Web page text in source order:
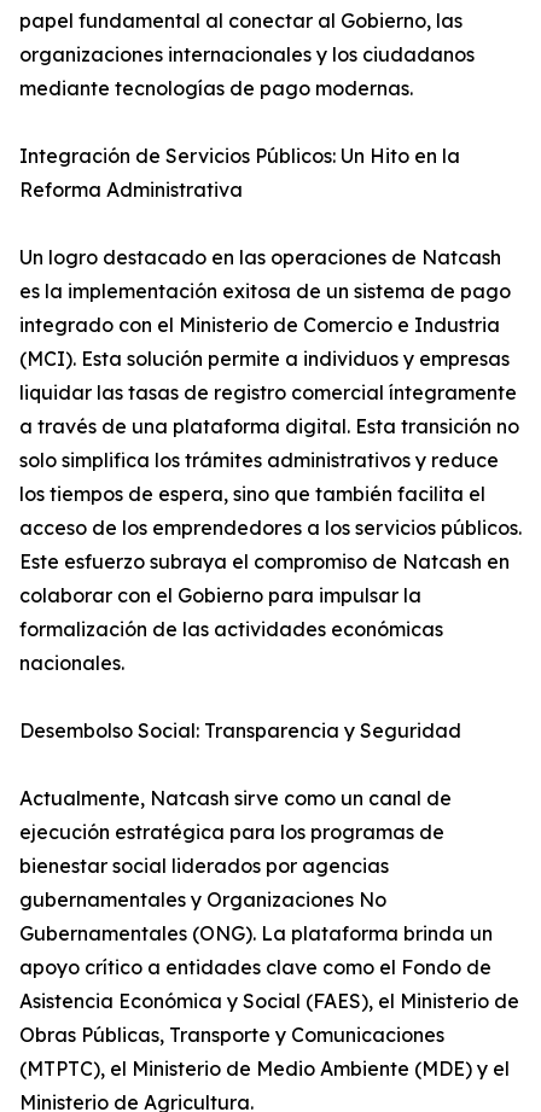
papel fundamental al conectar al Gobierno, las
organizaciones internacionales y los ciudadanos
mediante tecnologías de pago modernas.
Integración de Servicios Públicos: Un Hito en la
Reforma Administrativa
Un logro destacado en las operaciones de Natcash
es la implementación exitosa de un sistema de pago
integrado con el Ministerio de Comercio e Industria
(MCI). Esta solución permite a individuos y empresas
liquidar las tasas de registro comercial íntegramente
a través de una plataforma digital. Esta transición no
solo simplifica los trámites administrativos y reduce
los tiempos de espera, sino que también facilita el
acceso de los emprendedores a los servicios públicos.
Este esfuerzo subraya el compromiso de Natcash en
colaborar con el Gobierno para impulsar la
formalización de las actividades económicas
nacionales.
Desembolso Social: Transparencia y Seguridad
Actualmente, Natcash sirve como un canal de
ejecución estratégica para los programas de
bienestar social liderados por agencias
gubernamentales y Organizaciones No
Gubernamentales (ONG). La plataforma brinda un
apoyo crítico a entidades clave como el Fondo de
Asistencia Económica y Social (FAES), el Ministerio de
Obras Públicas, Transporte y Comunicaciones
(MTPTC), el Ministerio de Medio Ambiente (MDE) y el
Ministerio de Agricultura.